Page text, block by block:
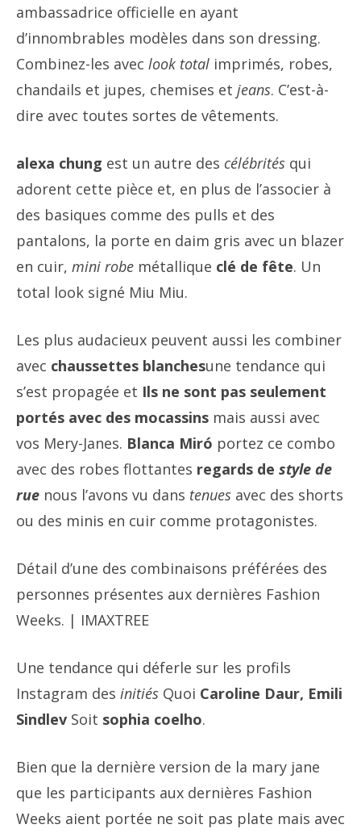
ambassadrice officielle en ayant
d’innombrables modèles dans son dressing.
Combinez-les avec look total imprimés, robes,
chandails et jupes, chemises et jeans. C’est-à-
dire avec toutes sortes de vêtements.
alexa chung est un autre des célébrités qui
adorent cette pièce et, en plus de l’associer à
des basiques comme des pulls et des
pantalons, la porte en daim gris avec un blazer
en cuir, mini robe métallique clé de fête. Un
total look signé Miu Miu.
Les plus audacieux peuvent aussi les combiner
avec chaussettes blanchesune tendance qui
s’est propagée et Ils ne sont pas seulement
portés avec des mocassins mais aussi avec
vos Mery-Janes. Blanca Miró portez ce combo
avec des robes flottantes regards de style de
rue nous l’avons vu dans tenues avec des shorts
ou des minis en cuir comme protagonistes.
Détail d’une des combinaisons préférées des
personnes présentes aux dernières Fashion
Weeks. | IMAXTREE
Une tendance qui déferle sur les profils
Instagram des initiés Quoi Caroline Daur, Emili
Sindlev Soit sophia coelho.
Bien que la dernière version de la mary jane
que les participants aux dernières Fashion
Weeks aient portée ne soit pas plate mais avec